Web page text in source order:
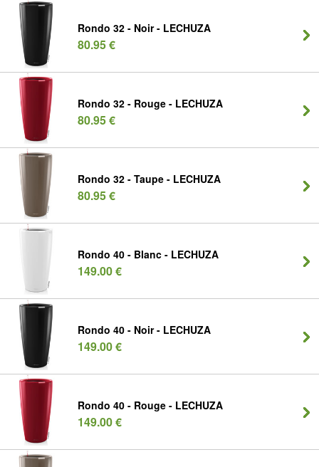
Rondo 32 - Noir - LECHUZA
80.95 €
Rondo 32 - Rouge - LECHUZA
80.95 €
Rondo 32 - Taupe - LECHUZA
80.95 €
Rondo 40 - Blanc - LECHUZA
149.00 €
Rondo 40 - Noir - LECHUZA
149.00 €
Rondo 40 - Rouge - LECHUZA
149.00 €